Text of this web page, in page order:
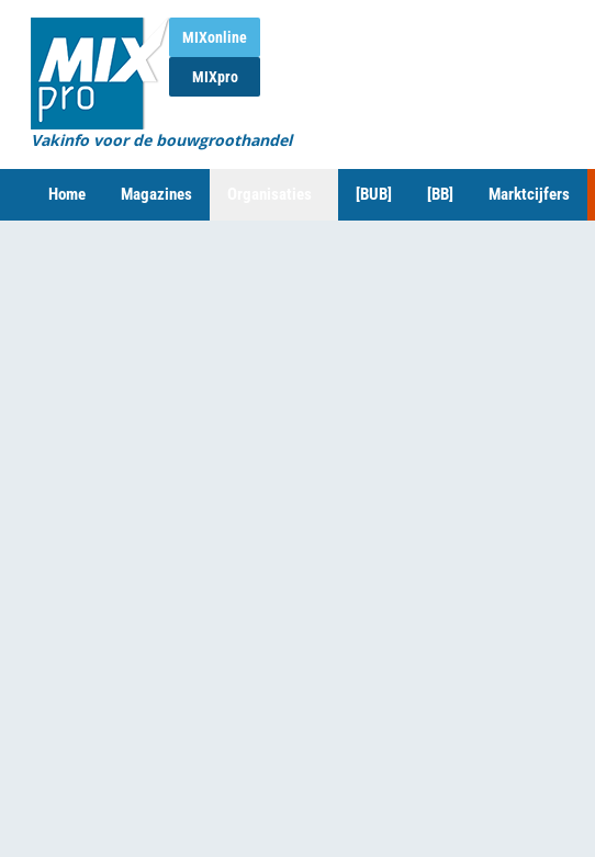
MIXonline
MIXpro
Vakinfo voor de bouwgroothandel
Home Magazines [BUB] [BB] Marktcijfers